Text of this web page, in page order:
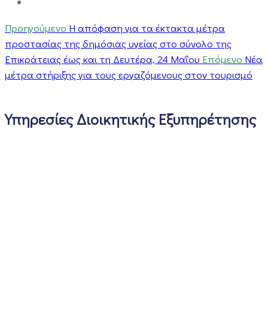
Προηγούμενο Η απόφαση για τα έκτακτα μέτρα
προστασίας της δημόσιας υγείας στο σύνολο της
Επικράτειας έως και τη Δευτέρα, 24 Μαΐου Επόμενο Nέα
μέτρα στήριξης για τους εργαζόμενους στον τουρισμό
Υπηρεσίες Διοικητικής Εξυπηρέτησης